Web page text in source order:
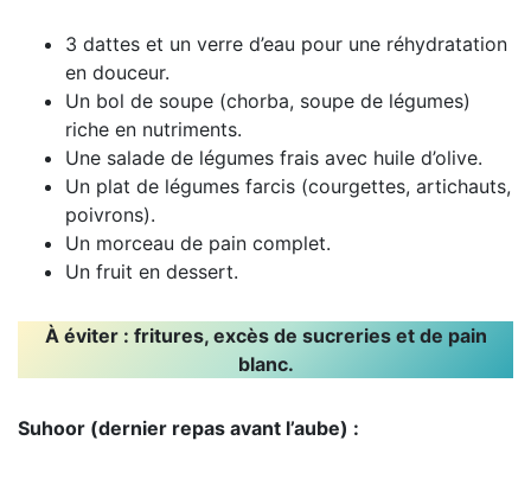
3 dattes et un verre d’eau pour une réhydratation
en douceur.
Un bol de soupe (chorba, soupe de légumes)
riche en nutriments.
Une salade de légumes frais avec huile d’olive.
Un plat de légumes farcis (courgettes, artichauts,
poivrons).
Un morceau de pain complet.
Un fruit en dessert.
À éviter: fritures, excès de sucreries et de pain
blanc.
Suhoor (dernier repas avant l’aube) :